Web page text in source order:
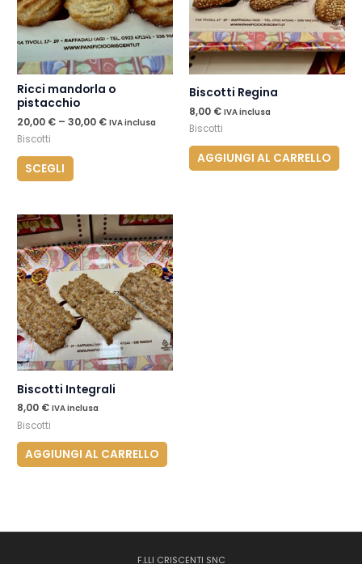
Ricci mandorla o
pistacchio
20,00 € –30,00 € IVA inclusa
Biscotti
SCEGLI
varianti.
Le
opzioni
possono
essere
scelte
nella
Biscotti Regina
8,00 € IVA inclusa
Biscotti
AGGIUNGI AL CARRELLO
Biscotti Integrali
8,00 € IVA inclusa
Biscotti
AGGIUNGI AL CARRELLO
F.LLI CRISCENTI SNC